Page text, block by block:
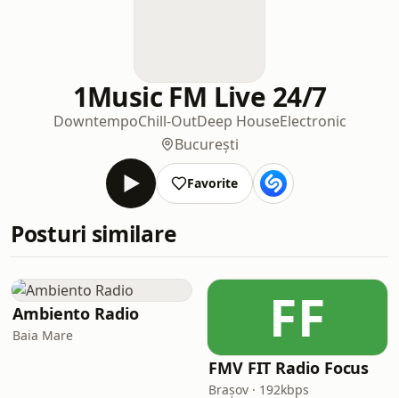
1Music FM Live 24/7
DowntempoChill-OutDeep HouseElectronic
București
Favorite
Posturi similare
Ambiento Radio
Baia Mare FF
FMV FIT Radio Focus
Brașov · 192kbps